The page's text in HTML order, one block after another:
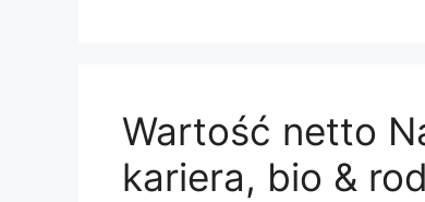
Wartość netto
kariera, bio &